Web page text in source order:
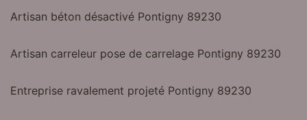
Artisan béton désactivé Pontigny 89230
Artisan carreleur pose de carrelage Pontigny 89230
Entreprise ravalement projeté Pontigny 89230